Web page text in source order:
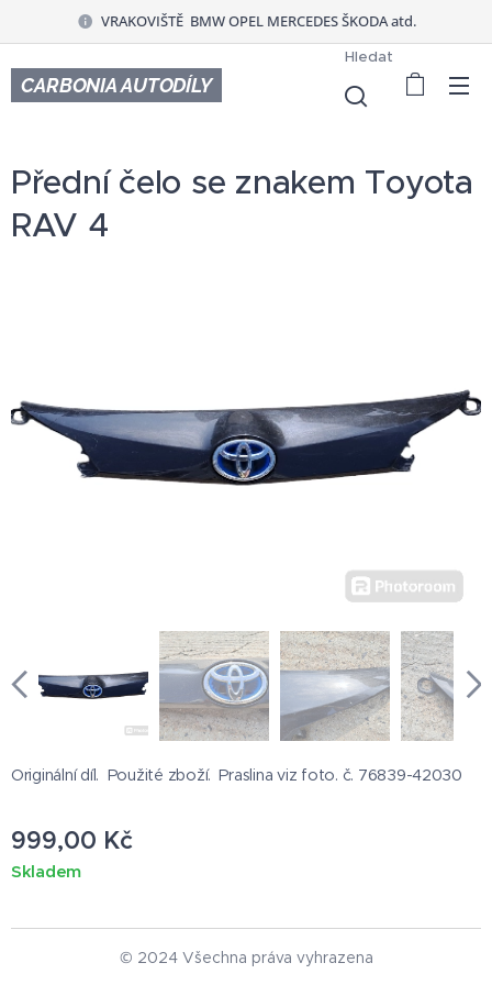
VRAKOVIŠTĚ BMW OPEL MERCEDES ŠKODA atd.
CARBONIA AUTODÍLY
Hledat
Přední čelo se znakem Toyota
RAV 4
Originální díl. Použité zboží. Praslina viz foto. č. 76839-42030
999,00 Kč
Skladem
© 2024 Všechna práva vyhrazena